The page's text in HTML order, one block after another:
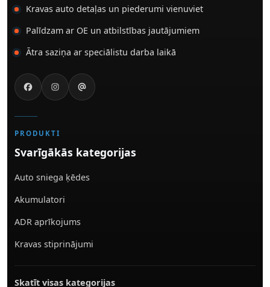
Kravas auto detaļas un piederumi vienuviet
Palīdzam ar OE un atbilstības jautājumiem
Ātra saziņa ar speciālistu darba laikā
PRODUKTI
Svarīgākās kategorijas
Auto sniega ķēdes
Akumulatori
ADR aprīkojums
Kravas stiprinājumi
Skatīt visas kategorijas